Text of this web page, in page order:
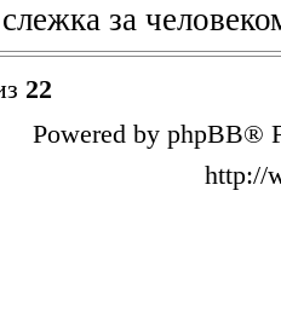
за
22
Powered by phpBB®
http://